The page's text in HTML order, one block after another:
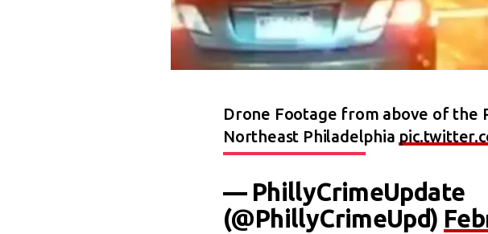
Drone Footage from above of the
Northeast Philadelphia
— PhillyCrimeUpdate
(@PhillyCrimeUpd)